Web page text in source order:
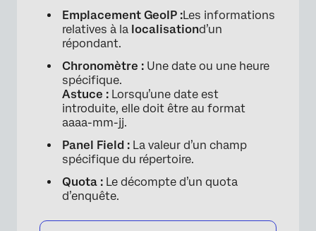
Emplacement GeoIP :Les informations
relatives à la localisationd’un
répondant.
Chronomètre : Une date ou une heure
spécifique.
Astuce : Lorsqu’une date est
introduite, elle doit être au format
aaaa-mm-jj.
Panel Field : La valeur d’un champ
spécifique du répertoire.
Quota : Le décompte d’un quota
d’enquête.